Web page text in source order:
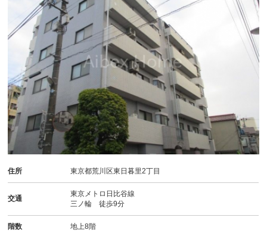
住所 東京都荒川区東日暮里2丁目
交通
東京メトロ日比谷線
三ノ輪 徒歩9分
階数 地上8階